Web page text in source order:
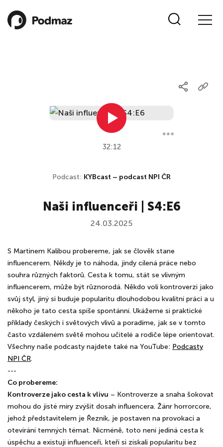
32:12
Podcast: KYBcast – podcast NPI ČR
Naši influenceři | S4:E6
24.03.2025
S Martinem Kalibou probereme, jak se člověk stane
influencerem. Někdy je to náhoda, jindy cílená práce nebo
souhra různých faktorů. Cesta k tomu, stát se vlivným
influencerem, může být různorodá. Někdo volí kontroverzi jako
svůj styl, jiný si buduje popularitu dlouhodobou kvalitní práci a u
někoho je tato cesta spíše spontánní. Ukážeme si praktické
příklady českých i světových vlivů a poradíme, jak se v tomto
často vzdáleném světě mohou učitelé a rodiče lépe orientovat.
Všechny naše podcasty najdete také na YouTube: Podcasty
NPI ČR.
---
Co probereme:
Kontroverze jako cesta k vlivu – Kontroverze a snaha šokovat
mohou do jisté míry zvýšit dosah influencera. Žánr horrorcore,
jehož představitelem je Řezník, je postaven na provokaci a
otevírání temných témat. Nicméně, toto není jediná cesta k
úspěchu a existují influenceři, kteří si získali popularitu bez